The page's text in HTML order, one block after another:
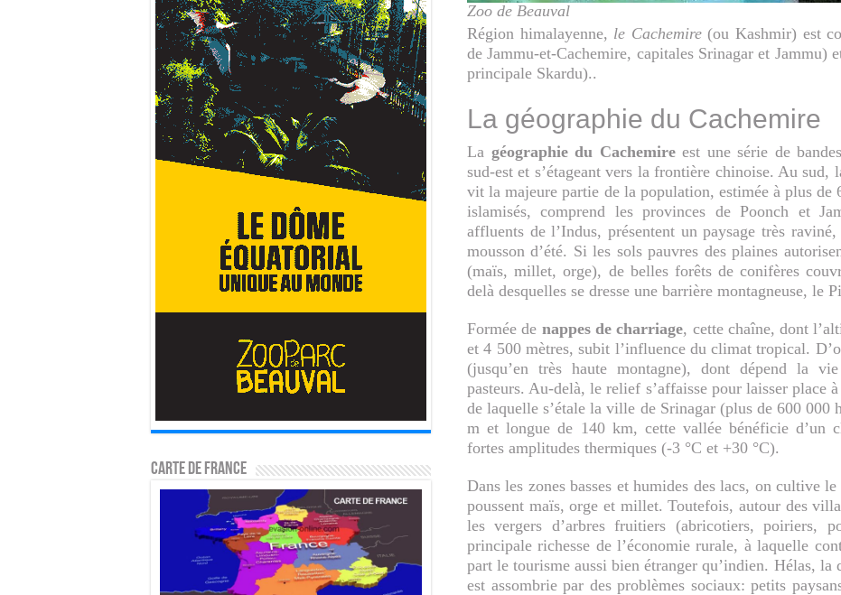
Zoo de Beauval
Région himalayenne, le Cachemire(ou Kashmir) est
de Jammu-et-Cachemire, capitales Srinagar et
principale Skardu)..
La géographie du Cachemire
La géographie du Cachemireest une série de
sud-est et s’étageant vers la frontière chinoise. Au sud,
vit la majeure partie de la population, estimée à plus
islamisés, comprend les provinces de Poonch et
affluents de l’Indus, présentent un paysage très
mousson d’été. Si les sols pauvres des plaines
(maïs, millet, orge), de belles forêts de conifères
delà desquelles se dresse une barrière montagneuse, le
Formée de nappes de charriage, cette chaîne, dont
et 4 500 mètres, subit l’influence du climat tropical.
(jusqu’en très haute montagne), dont dépend la
pasteurs. Au-delà, le relief s’affaisse pour laisser place
de laquelle s’étale la ville de Srinagar (plus de 600 000
m et longue de 140 km, cette vallée bénéficie d’un
fortes amplitudes thermiques (-3 °C et +30 °C).
Dans les zones basses et humides des lacs, on cultive
poussent maïs, orge et millet. Toutefois, autour des
les vergers d’arbres fruitiers (abricotiers, poiriers,
principale richesse de l’économie rurale, à laquelle
part le tourisme aussi bien étranger qu’indien. Hélas, la
est assombrie par des problèmes sociaux: petits
Carte de France